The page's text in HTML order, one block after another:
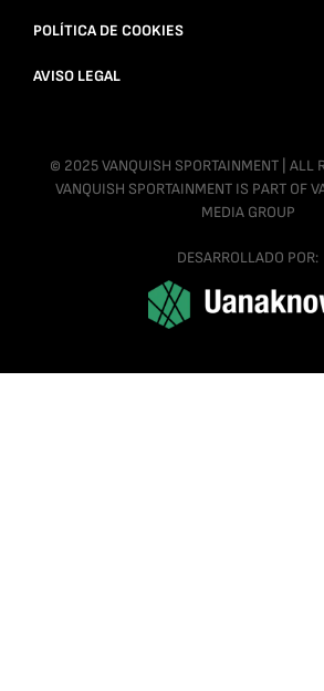
POLÍTICA DE COOKIES
AVISO LEGAL
© 2025 VANQUISH SPORTAINMENT | ALL
VANQUISH SPORTAINMENT IS PART OF
MEDIA GROUP
DESARROLLADO POR: